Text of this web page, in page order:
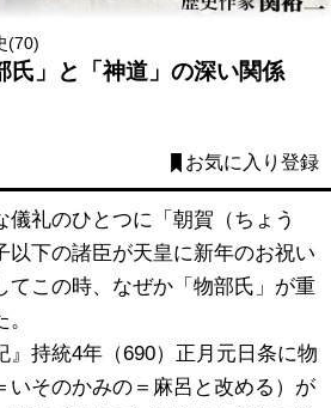
(70)
氏」と「神道」の深い関係
お気に入り登録
礼のひとつに「朝賀（ちょう
以下の諸臣が天皇に新年のお祝い
てこの時、なぜか「物部氏」が重
持統4年（690）正月元日条に物
いそのかみの＝麻呂と改める）が